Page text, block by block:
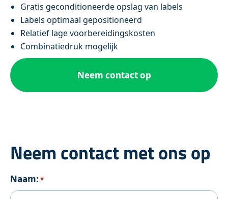
Gratis geconditioneerde opslag van labels
Labels optimaal gepositioneerd
Relatief lage voorbereidingskosten
Combinatiedruk mogelijk
Neem contact op
Neem contact met ons op
Naam: *